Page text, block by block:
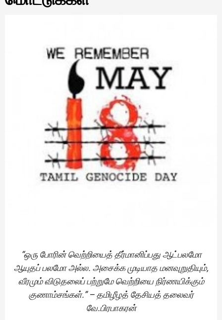
“ஒரு போரின் வெற்றியைத் தீர்மானிப்பது ஆட்பலமோ
ஆயுதப் பலமோ அல்ல. அசைக்க முடியாத மனவுறுதியும்,
வீரமும் விடுதலைப் பற்றுமே வெற்றியை நிர்ணயிக்கும்
குணாம்சங்கள்.” – தமிழீழத் தேசியத் தலைவர்
வே.பிரபாகரன்